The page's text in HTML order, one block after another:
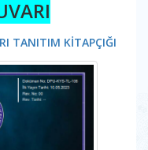
TANITIM KİTAPÇIĞI